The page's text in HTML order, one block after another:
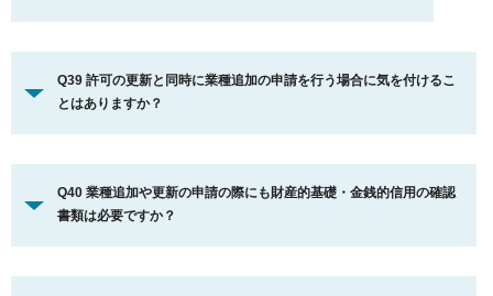
Q39 許可の更新と同時に業種追加の申請を行う場合に気を付けるこ
とはありますか？
Q40 業種追加や更新の申請の際にも財産的基礎・金銭的信用の確認
書類は必要ですか？